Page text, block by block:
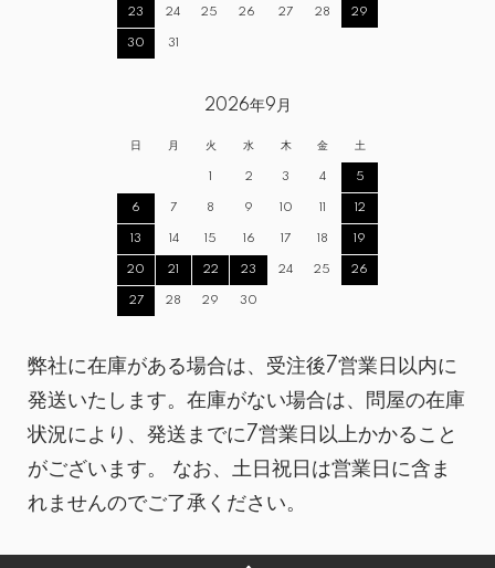
23 24 25 26 27 28 29
30 31
2026年9月
日 月 火 水 木 金 土
1 2 3 4 5
6 7 8 9 10 11 12
13 14 15 16 17 18 19
20 21 22 23 24 25 26
27 28 29 30
弊社に在庫がある場合は、受注後7営業日以内に
発送いたします。在庫がない場合は、問屋の在庫
状況により、発送までに7営業日以上かかること
がございます。 なお、土日祝日は営業日に含ま
れませんのでご了承ください。